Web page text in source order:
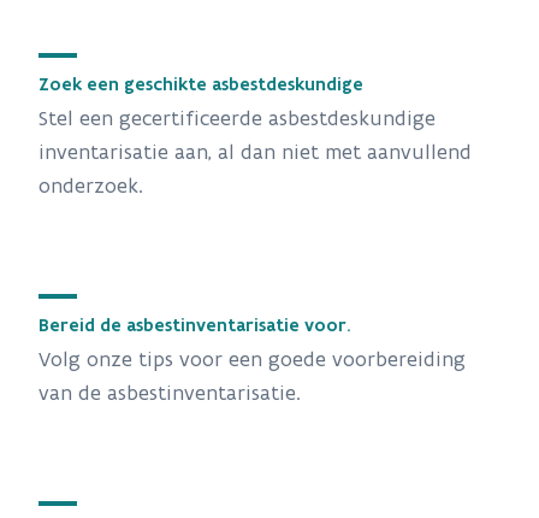
Zoek een geschikte asbestdeskundige
Stel een gecertificeerde asbestdeskundige
inventarisatie aan, al dan niet met aanvullend
onderzoek.
Bereid de asbestinventarisatie voor.
Volg onze tips voor een goede voorbereiding
van de asbestinventarisatie.